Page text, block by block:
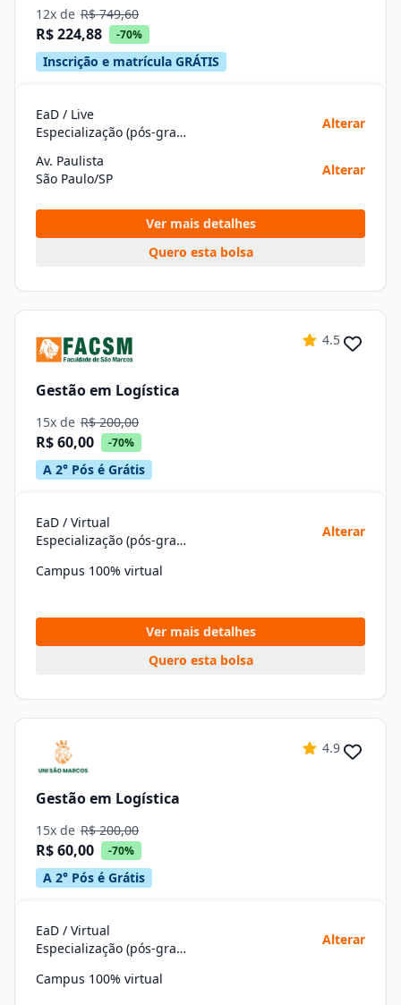
12x de R$ 749,60
R$ 224,88 -70%
Inscrição e matrícula GRÁTIS
EaD / Live
Especialização (pós-graduação)
Alterar
Av. Paulista
São Paulo/SP
Alterar
Ver mais detalhes
Quero esta bolsa
4.5
Gestão em Logística
15x de R$ 200,00
R$ 60,00 -70%
A 2° Pós é Grátis
EaD / Virtual
Especialização (pós-graduação)
Alterar
Campus 100% virtual
Ver mais detalhes
Quero esta bolsa
4.9
Gestão em Logística
15x de R$ 200,00
R$ 60,00 -70%
A 2° Pós é Grátis
EaD / Virtual
Especialização (pós-graduação)
Alterar
Campus 100% virtual